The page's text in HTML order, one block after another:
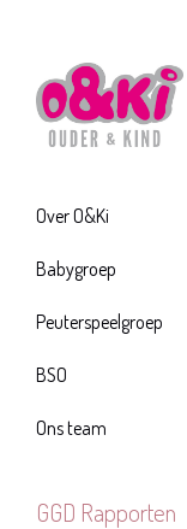
Over O&Ki
Babygroep
Peuterspeelgroep
BSO
Ons team
GGD Rapporten